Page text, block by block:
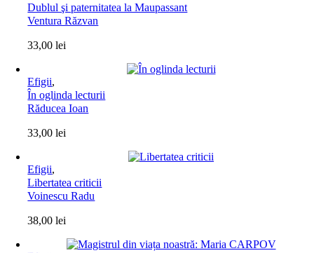
Dublul şi paternitatea la Maupassant
Ventura Răzvan
33,00lei
Efigii,
În oglinda lecturii
Răducea Ioan
33,00lei
Efigii,
Libertatea criticii
Voinescu Radu
38,00lei